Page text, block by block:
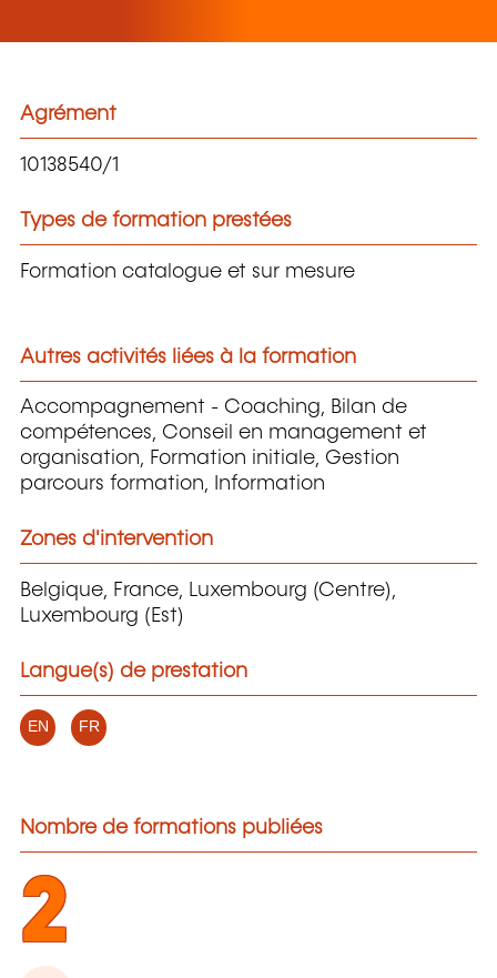
Agrément
10138540/1
Types de formation prestées
Formation catalogue et sur mesure
Autres activités liées à la formation
Accompagnement - Coaching, Bilan de
compétences, Conseil en management et
organisation, Formation initiale, Gestion
parcours formation, Information
Zones d'intervention
Belgique, France, Luxembourg (Centre),
Luxembourg (Est)
Langue(s) de prestation
EN FR
Nombre de formations publiées
2